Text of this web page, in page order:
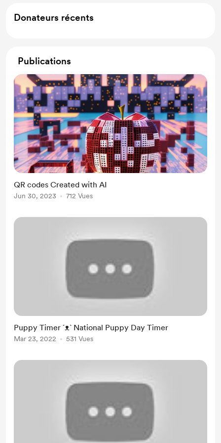
Donateurs récents
Publications
QR codes Created with AI
Jun 30, 2023 712 Vues
Puppy Timer ´ᴥ` National Puppy Day Timer
Mar 23, 2022 531 Vues